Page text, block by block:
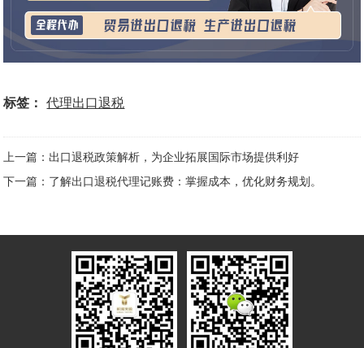
标签： 代理出口退税
上一篇：出口退税政策解析，为企业拓展国际市场提供利好
下一篇：了解出口退税代理记账费：掌握成本，优化财务规划。